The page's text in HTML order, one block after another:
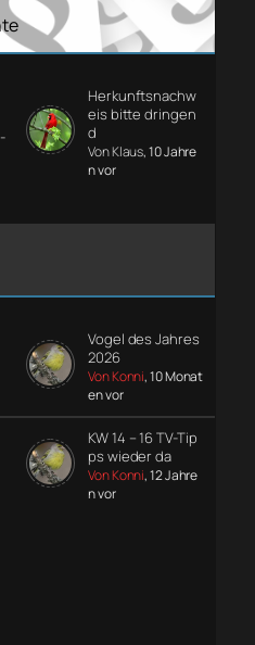
Herkunftsnachw
eis bitte dringen
d
Von Klaus, 10 Jahre
n vor
Vogel des Jahres
2026
Von Konni, 10 Monat
en vor
KW 14 – 16 TV-Tip
ps wieder da
Von Konni, 12 Jahre
n vor